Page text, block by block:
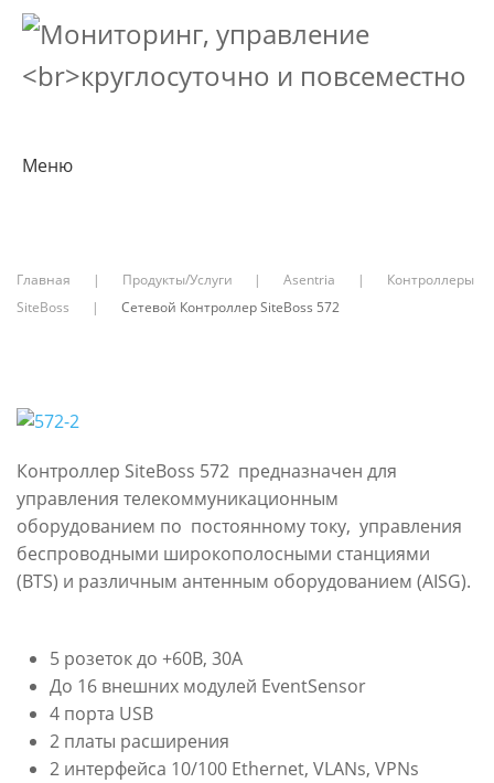
Меню
Главная Продукты/Услуги Asentria
Контроллеры
SiteBoss
Сетевой Контроллер SiteBoss 572
Контроллер SiteBoss 572 предназначен для
управления телекоммуникационным
оборудованием по постоянному току, управления
беспроводными широкополосными станциями
(BTS) и различным антенным оборудованием (AISG).
5 розеток до +60В, 30А
До 16 внешних модулей EventSensor
4 порта USB
2 платы расширения
2 интерфейса 10/100 Ethernet, VLANs, VPNs